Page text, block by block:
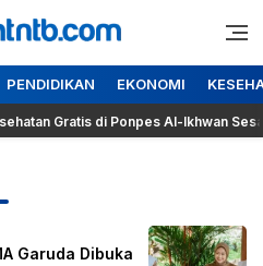
NTBNTB
PENDIDIKAN EKONOMI
Gratis di Ponpes Al-Ikhwan Sesait
Garuda Dibuka